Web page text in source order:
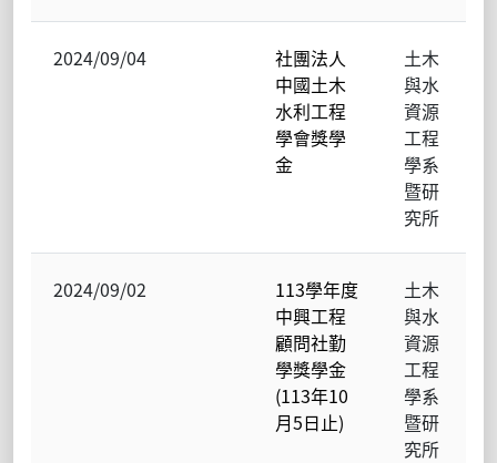
2024/09/04
社團法人
中國土木
水利工程
學會獎學
金
土木
與水
資源
工程
學系
暨研
究所
2024/09/02
113學年度
中興工程
顧問社勤
學獎學金
(113年10
月5日止)
土木
與水
資源
工程
學系
暨研
究所